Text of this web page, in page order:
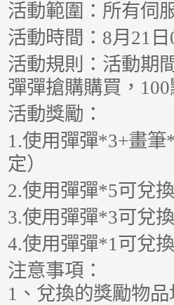
活動範圍：所有伺
活動時間：8月21
活動規則：活動期
彈彈搶購購買，
活動獎勵：
1.使用彈彈*3+畫
定）
2.使用彈彈*5可兌
3.使用彈彈*3可兌
4.使用彈彈*1可兌
注意事項：
1、兌換的獎勵物